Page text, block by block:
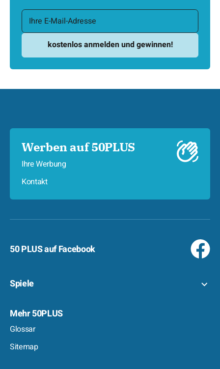
Werben auf 50PLUS
Ihre Werbung
Kontakt
50 PLUS auf Facebook
Spiele
Mehr 50PLUS
Glossar
Sitemap